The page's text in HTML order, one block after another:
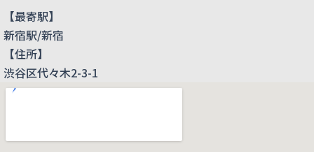
【最寄駅】
新宿駅/新宿
【住所】
渋谷区代々木2-3-1